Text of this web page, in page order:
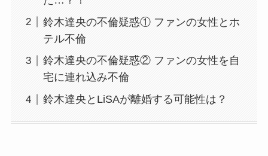
鈴木達央の不倫疑惑① ファンの女性とホ
テル不倫
鈴木達央の不倫疑惑② ファンの女性を自
宅に連れ込み不倫
鈴木達央とLiSAが離婚する可能性は？